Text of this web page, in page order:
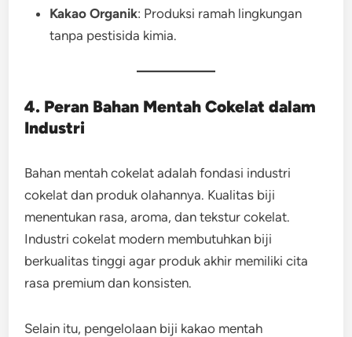
Kakao Organik: Produksi ramah lingkungan
tanpa pestisida kimia.
4. Peran Bahan Mentah Cokelat dalam
Industri
Bahan mentah cokelat adalah fondasi industri
cokelat dan produk olahannya. Kualitas biji
menentukan rasa, aroma, dan tekstur cokelat.
Industri cokelat modern membutuhkan biji
berkualitas tinggi agar produk akhir memiliki cita
rasa premium dan konsisten.
Selain itu, pengelolaan biji kakao mentah